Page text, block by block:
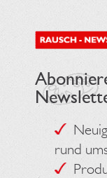
rund